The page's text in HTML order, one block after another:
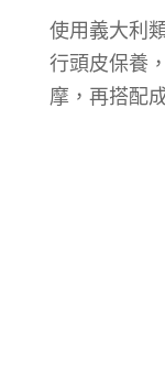
使用義大利
行頭皮保養
摩，再搭配